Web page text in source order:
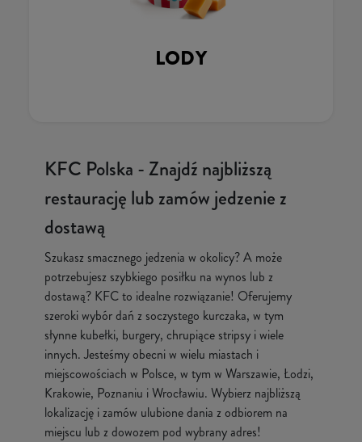
LODY
KFC Polska - Znajdź najbliższą
restaurację lub zamów jedzenie z
dostawą
Szukasz smacznego jedzenia w okolicy? A może
potrzebujesz szybkiego posiłku na wynos lub z
dostawą? KFC to idealne rozwiązanie! Oferujemy
szeroki wybór dań z soczystego kurczaka, w tym
słynne kubełki, burgery, chrupiące stripsy i wiele
innych. Jesteśmy obecni w wielu miastach i
miejscowościach w Polsce, w tym w Warszawie, Łodzi,
Krakowie, Poznaniu i Wrocławiu. Wybierz najbliższą
lokalizację i zamów ulubione dania z odbiorem na
miejscu lub z dowozem pod wybrany adres!